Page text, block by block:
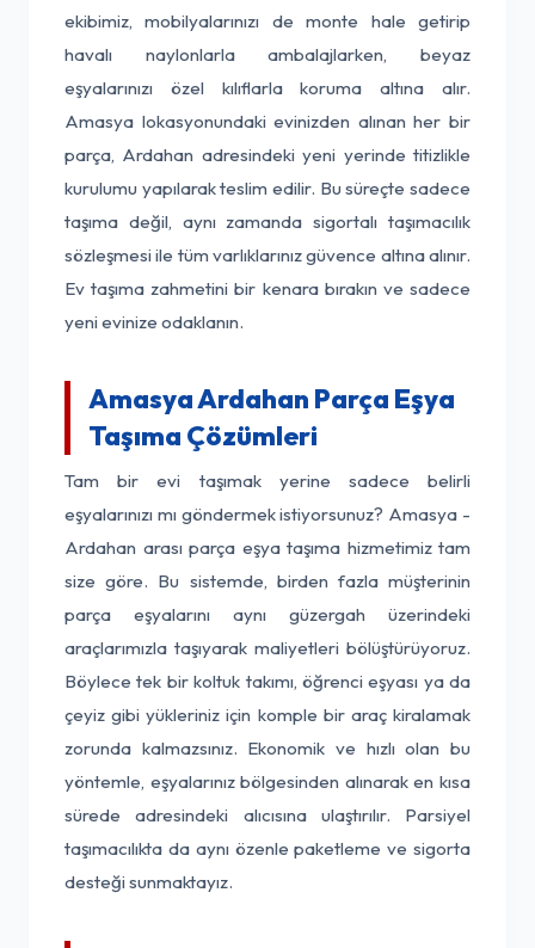
ekibimiz, mobilyalarınızı de monte hale getirip
havalı naylonlarla ambalajlarken, beyaz
eşyalarınızı özel kılıflarla koruma altına alır.
Amasya lokasyonundaki evinizden alınan her bir
parça, Ardahan adresindeki yeni yerinde titizlikle
kurulumu yapılarak teslim edilir. Bu süreçte sadece
taşıma değil, aynı zamanda sigortalı taşımacılık
sözleşmesi ile tüm varlıklarınız güvence altına alınır.
Ev taşıma zahmetini bir kenara bırakın ve sadece
yeni evinize odaklanın.
Amasya Ardahan Parça Eşya
Taşıma Çözümleri
Tam bir evi taşımak yerine sadece belirli
eşyalarınızı mı göndermek istiyorsunuz? Amasya -
Ardahan arası parça eşya taşıma hizmetimiz tam
size göre. Bu sistemde, birden fazla müşterinin
parça eşyalarını aynı güzergah üzerindeki
araçlarımızla taşıyarak maliyetleri bölüştürüyoruz.
Böylece tek bir koltuk takımı, öğrenci eşyası ya da
çeyiz gibi yükleriniz için komple bir araç kiralamak
zorunda kalmazsınız. Ekonomik ve hızlı olan bu
yöntemle, eşyalarınız bölgesinden alınarak en kısa
sürede adresindeki alıcısına ulaştırılır. Parsiyel
taşımacılıkta da aynı özenle paketleme ve sigorta
desteği sunmaktayız.